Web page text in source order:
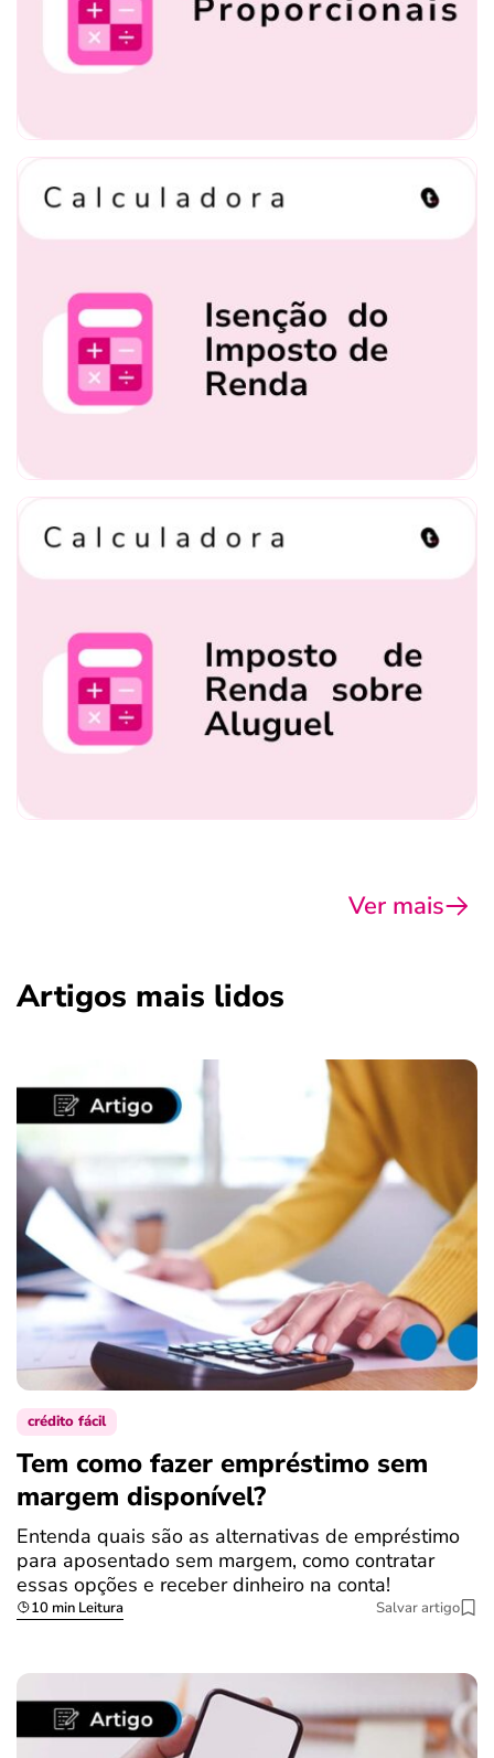
Ver mais
Artigos mais lidos
crédito fácil
Tem como fazer empréstimo sem
margem disponível?
Entenda quais são as alternativas de empréstimo
para aposentado sem margem, como contratar
essas opções e receber dinheiro na conta!
10 min Leitura Salvar artigo